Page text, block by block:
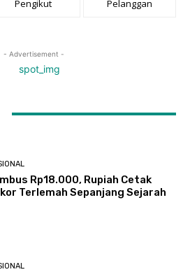
Pengikut Pelanggan
- Advertisement -
Rp18.000, Rupiah Cetak
Terlemah Sepanjang Sejarah